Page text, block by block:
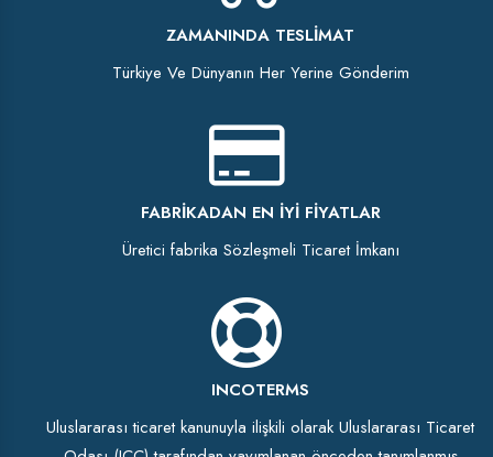
ZAMANINDA TESLIMAT
Türkiye Ve Dünyanın Her Yerine Gönderim
FABRIKADAN EN İYI FIYATLAR
Üretici fabrika Sözleşmeli Ticaret İmkanı
INCOTERMS
Uluslararası ticaret kanunuyla ilişkili olarak Uluslararası Ticaret